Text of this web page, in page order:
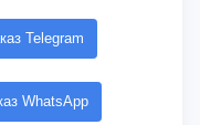
Telegram
WhatsApp